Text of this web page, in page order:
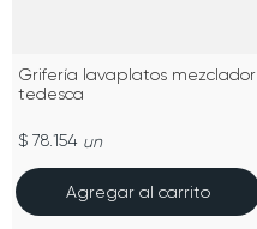
Grifería lavaplatos mezclador
tedesca
$ 78.154 un
Agregar al carrito